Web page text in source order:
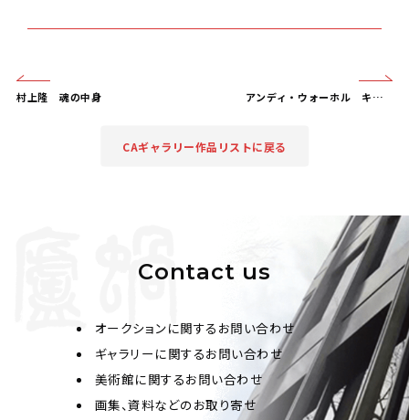
村上隆 魂の中身 アンディ・ウォーホル キャンベル スープ缶 11.44
CAギャラリー作品リストに戻る
Contact us
オークションに関するお問い合わせ
ギャラリーに関するお問い合わせ
美術館に関するお問い合わせ
画集、資料などのお取り寄せ